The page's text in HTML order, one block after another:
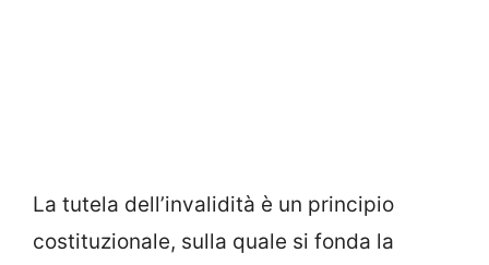
La tutela dell’invalidità è un principio
costituzionale, sulla quale si fonda la